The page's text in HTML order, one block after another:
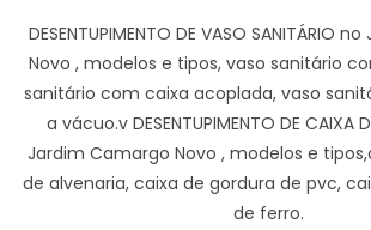
DESENTUPIMENTO DE VASO SANITÁRIO
Novo , modelos e tipos, vaso sanitário
sanitário com caixa acoplada, vaso
a vácuo.v DESENTUPIMENTO DE CAIXA
Jardim Camargo Novo , modelos e
de alvenaria, caixa de gordura de pvc,
de ferro.